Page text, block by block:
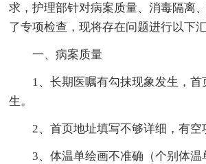
求，护理部针对病案质量、消毒隔离
了专项检查，现将存在问题进行以下汇
一、病案质量
1、长期医嘱有勾抹现象发生，
生。
2、首页地址填写不够详细，有空
3、体温单绘画不准确（个别体温